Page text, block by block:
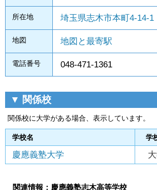
所在地 埼玉県志木市本町4-14-1
地図 地図と最寄駅
電話番号 048-471-1361
▼ 関係校
関係校に大学がある場合、表示しています。
学校名 学
慶應義塾大学
関連情報：慶應義塾志木高等学校